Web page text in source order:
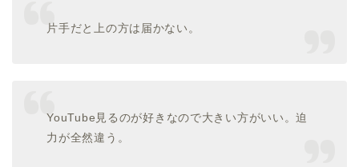
片手だと上の方は届かない。
YouTube見るのが好きなので大きい方がいい。迫
力が全然違う。